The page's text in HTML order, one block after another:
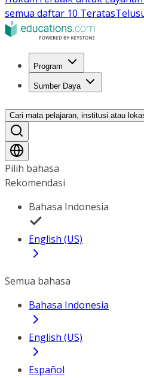
semua daftar 10 Teratas
Program
Sumber Daya
Cari mata pelajaran, institusi atau
Pilih bahasa
Rekomendasi
Bahasa Indonesia
English (US)
Semua bahasa
Bahasa Indonesia
English (US)
Español